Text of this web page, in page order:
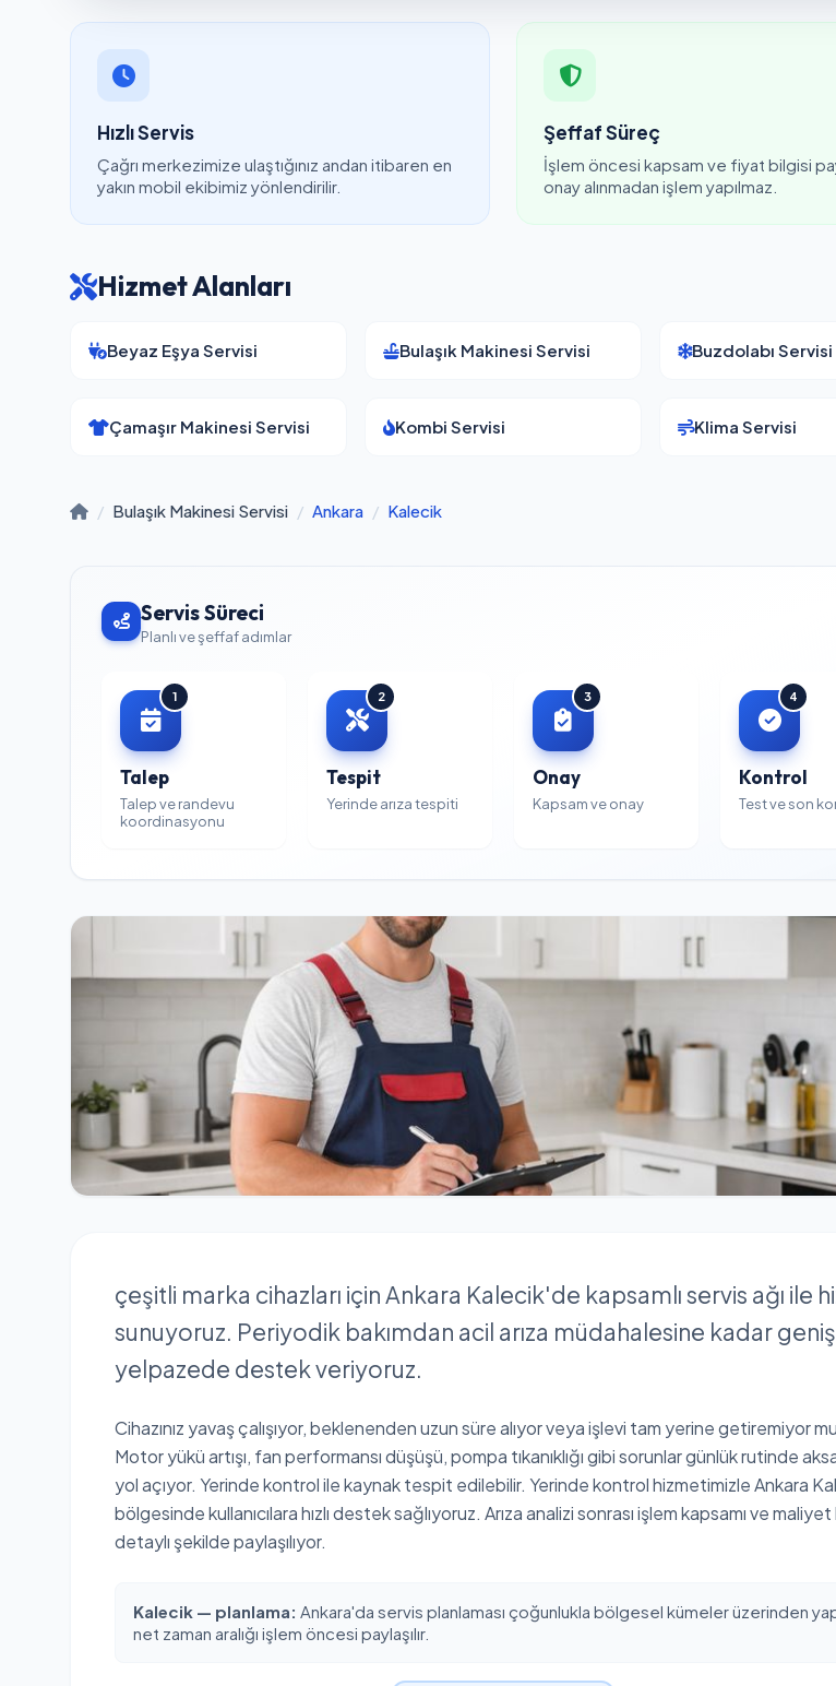
Hızlı Servis
Çağrı merkezimize ulaştığınız andan itibaren en
yakın mobil ekibimiz yönlendirilir.
Şeffaf Süreç
İşlem öncesi kapsam ve fiyat bilgisi
onay alınmadan işlem yapılmaz.
Hizmet Alanları
Beyaz Eşya Servisi Bulaşık Makinesi Servisi Buzdolabı Servisi
Çamaşır Makinesi Servisi Kombi Servisi Klima Servisi
/ Bulaşık Makinesi Servisi / Ankara / Kalecik
Servis Süreci
Planlı ve şeffaf adımlar
1
Talep
Talep ve randevu
koordinasyonu
2
Tespit
Yerinde arıza tespiti
3
Onay
Kapsam ve onay
4
Kontrol
Test ve son
çeşitli marka cihazları için Ankara Kalecik'de kapsamlı servis ağı ile
sunuyoruz. Periyodik bakımdan acil arıza müdahalesine kadar geniş
yelpazede destek veriyoruz.
Cihazınız yavaş çalışıyor, beklenenden uzun süre alıyor veya işlevi tam yerine getiremiyor
Motor yükü artışı, fan performansı düşüşü, pompa tıkanıklığı gibi sorunlar günlük rutinde
yol açıyor. Yerinde kontrol ile kaynak tespit edilebilir. Yerinde kontrol hizmetimizle Ankara
bölgesinde kullanıcılara hızlı destek sağlıyoruz. Arıza analizi sonrası işlem kapsamı ve
detaylı şekilde paylaşılıyor.
Kalecik — planlama: Ankara'da servis planlaması çoğunlukla bölgesel kümeler üzerinden
net zaman aralığı işlem öncesi paylaşılır.